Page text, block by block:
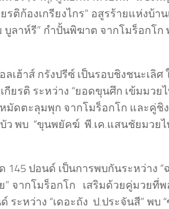
รติก้องเกรียงไกร” อสูรร้ายแห่งบ้า
บูลาห์รี” กำปั้นพิฆาต จากโมร็อกโก
เฮ้าส์ กรังปรีซ์ เป็นรอบชิงชนะเลิศ
ยรติ ระหว่าง “ยอดขุนศึก เข้มมวย
มัดตะลุมพุก จากโมร็อกโก และคู่ชิ
ว พบ “ขุนพยัคฆ์ พี.เค.แสนชัยมวย
ปอนด์ เป็นการพบกันระหว่าง “
จากโมร็อกโก เสริมด้วยคู่มวยที่พ
ะหว่าง “เดอะถัง ป.ประจันสี” พบ